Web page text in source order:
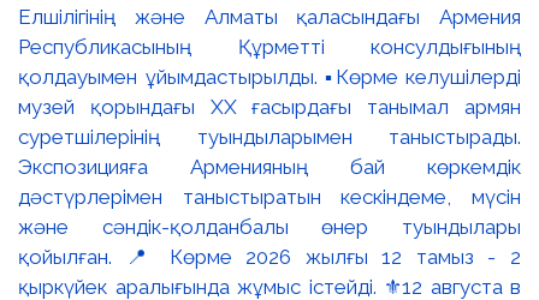
Елшілігінің және Алматы қаласындағы Армения
Республикасының Құрметті консулдығының
қолдауымен ұйымдастырылды. ▪️Көрме келушілерді
музей қорындағы ХХ ғасырдағы танымал армян
суретшілерінің туындыларымен таныстырады.
Экспозицияға Арменияның бай көркемдік
дәстүрлерімен таныстыратын кескіндеме, мүсін
және сәндік-қолданбалы өнер туындылары
қойылған. 📍 Көрме 2026 жылғы 12 тамыз - 2
қыркүйек аралығында жұмыс істейді. ⚜️12 августа в